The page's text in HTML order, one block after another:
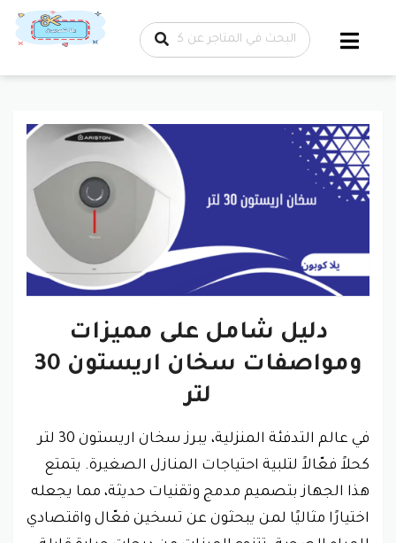
تخطي إلى
المحتوى
دليل شامل على مميزات
ومواصفات سخان اريستون 30
لتر
في عالم التدفئة المنزلية، يبرز سخان اريستون 30 لتر
كحلاً فعّالاً لتلبية احتياجات المنازل الصغيرة. يتمتع
هذا الجهاز بتصميم مدمج وتقنيات حديثة، مما يجعله
اختيارًا مثاليًا لمن يبحثون عن تسخين فعّال واقتصادي